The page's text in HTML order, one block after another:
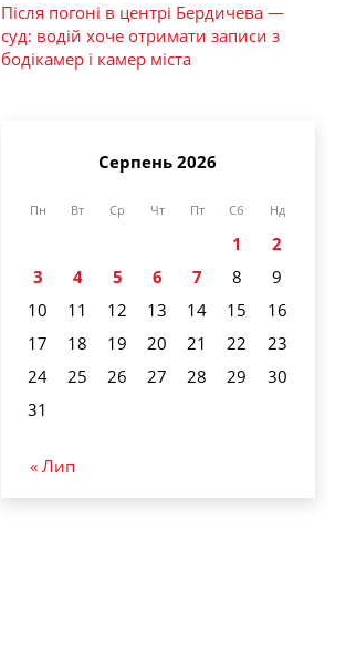
Після погоні в центрі Бердичева —
суд: водій хоче отримати записи з
бодікамер і камер міста
Серпень 2026
Пн Вт Ср Чт Пт Сб Нд
1
2
3
4 5 6 7 8
9
10
11 12 13 14 15
16
17
18 19 20 21 22
23
24
25 26 27 28 29
30
31
« Лип